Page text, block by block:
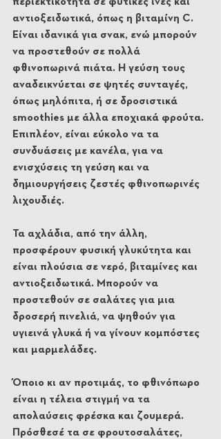
αντιοξειδωτικά, όπως η βιταμίνη C.
Είναι ιδανικά για σνακ, ενώ μπορούν
να προστεθούν σε πολλά
φθινοπωρινά πιάτα. Η γεύση τους
αναδεικνύεται σε ψητές συνταγές,
όπως μηλόπιτα, ή σε δροσιστικά
smoothies με άλλα εποχιακά φρούτα.
Επιπλέον, είναι εύκολο να τα
συνδυάσεις με κανέλα, για να
ενισχύσεις τη γεύση και να
δημιουργήσεις ζεστές φθινοπωρινές
λιχουδιές.
Τα αχλάδια, από την άλλη,
προσφέρουν φυσική γλυκύτητα και
είναι πλούσια σε νερό, βιταμίνες και
αντιοξειδωτικά. Μπορούν να
προστεθούν σε σαλάτες για μια
δροσερή πινελιά, να ψηθούν για
υγιεινά γλυκά ή να γίνουν κομπόστες
και μαρμελάδες.
Όποιο κι αν προτιμάς, το φθινόπωρο
είναι η τέλεια στιγμή να τα
απολαύσεις φρέσκα και ζουμερά.
Πρόσθεσέ τα σε φρουτοσαλάτες,